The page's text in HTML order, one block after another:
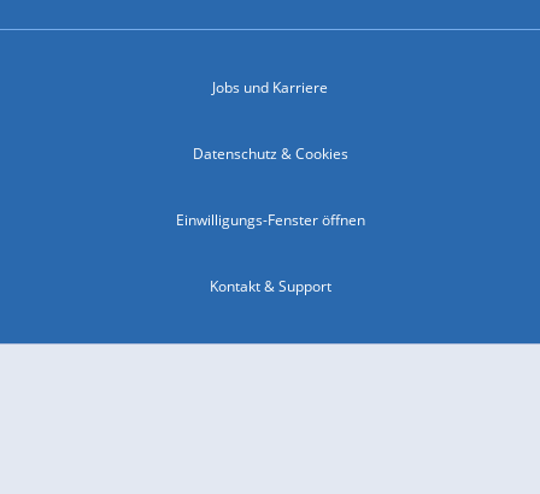
Jobs und Karriere
Datenschutz & Cookies
Einwilligungs-Fenster öffnen
Kontakt & Support